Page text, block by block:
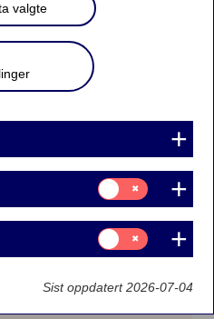
etter en kasusstudie
nordea.com
valgte
Samtykke
til:
Statistikk
Samtykke
til:
Markedsføring
Sist oppdatert 2026-07-04